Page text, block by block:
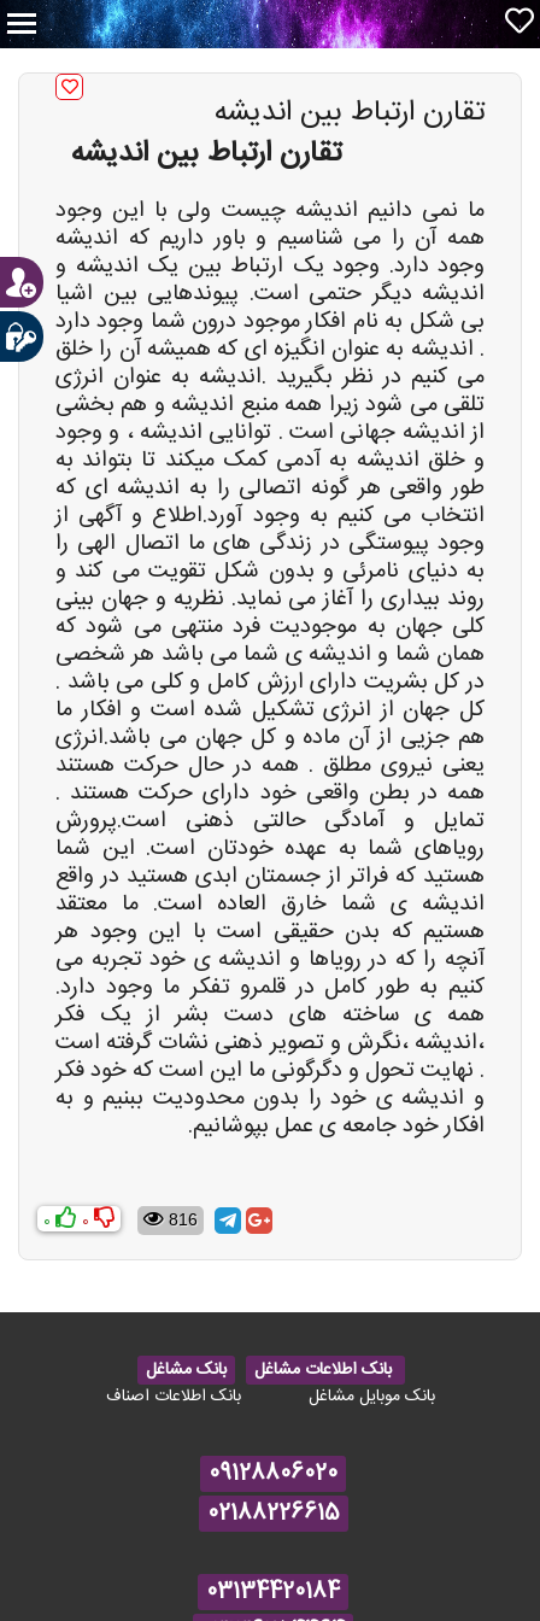
تقارن ارتباط بین اندیشه
تقارن ارتباط بین اندیشه
ما نمی دانیم اندیشه چیست ولی با این وجود
همه آن را می شناسیم و باور داریم که اندیشه
وجود دارد. وجود یک ارتباط بین یک اندیشه و
اندیشه دیگر حتمی است. پیوندهایی بین اشیا
بی شکل به نام افکار موجود درون شما وجود دارد
. اندیشه به عنوان انگیزه ای که همیشه آن را خلق
می کنیم در نظر بگیرید .اندیشه به عنوان انرژی
تلقی می شود زیرا همه منبع اندیشه و هم بخشی
از اندیشه جهانی است . توانایی اندیشه ، و وجود
و خلق اندیشه به آدمی کمک میکند تا بتواند به
طور واقعی هر گونه اتصالی را به اندیشه ای که
انتخاب می کنیم به وجود آورد.اطلاع و آگهی از
وجود پیوستگی در زندگی های ما اتصال الهی را
به دنیای نامرئی و بدون شکل تقویت می کند و
روند بیداری را آغاز می نماید. نظریه و جهان بینی
کلی جهان به موجودیت فرد منتهی می شود که
همان شما و اندیشه ی شما می باشد هر شخصی
در کل بشریت دارای ارزش کامل و کلی می باشد .
کل جهان از انرژی تشکیل شده است و افکار ما
هم جزیی از آن ماده و کل جهان می باشد.انرژی
یعنی نیروی مطلق . همه در حال حرکت هستند
همه در بطن واقعی خود دارای حرکت هستند .
تمایل و آمادگی حالتی ذهنی است.پرورش
رویاهای شما به عهده خودتان است. این شما
هستید که فراتر از جسمتان ابدی هستید در واقع
اندیشه ی شما خارق العاده است. ما معتقد
هستیم که بدن حقیقی است با این وجود هر
آنچه را که در رویاها و اندیشه ی خود تجربه می
کنیم به طور کامل در قلمرو تفکر ما وجود دارد.
همه ی ساخته های دست بشر از یک فکر
،اندیشه ،نگرش و تصویر ذهنی نشات گرفته است
. نهایت تحول و دگرگونی ما این است که خود فکر
و اندیشه ی خود را بدون محدودیت ببنیم و به
افکار خود جامعه ی عمل بپوشانیم.
816
0
0
بانک اطلاعات مشاغل
بانک مشاغل
بانک موبایل مشاغل
بانک اطلاعات اصناف
09128806020
02188226615
03134420184